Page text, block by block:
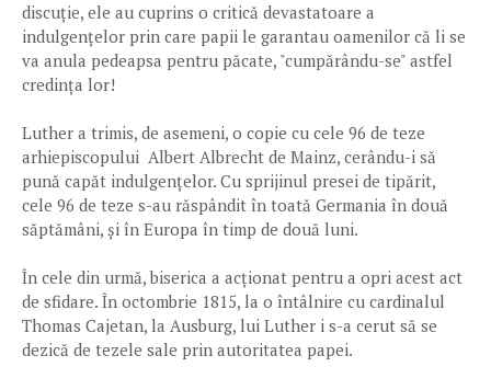
discuție, ele au cuprins o critică devastatoare a
indulgențelor prin care papii le garantau oamenilor că li se
va anula pedeapsa pentru păcate, "cumpărându-se" astfel
credința lor!
Luther a trimis, de asemeni, o copie cu cele 96 de teze
arhiepiscopului Albert Albrecht de Mainz, cerându-i să
pună capăt indulgențelor. Cu sprijinul presei de tipărit,
cele 96 de teze s-au răspândit în toată Germania în două
săptămâni, și în Europa în timp de două luni.
În cele din urmă, biserica a acționat pentru a opri acest act
de sfidare. În octombrie 1815, la o întâlnire cu cardinalul
Thomas Cajetan, la Ausburg, lui Luther i s-a cerut să se
dezică de tezele sale prin autoritatea papei.